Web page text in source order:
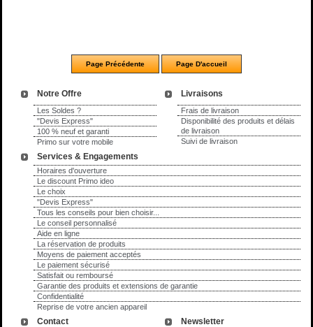
Notre Offre
Les Soldes ?
"Devis Express"
100 % neuf et garanti
Primo sur votre mobile
Livraisons
Frais de livraison
Disponibilité des produits et délais
de livraison
Suivi de livraison
Services & Engagements
Horaires d'ouverture
Le discount Primo ideo
Le choix
"Devis Express"
Tous les conseils pour bien choisir...
Le conseil personnalisé
Aide en ligne
La réservation de produits
Moyens de paiement acceptés
Le paiement sécurisé
Satisfait ou remboursé
Garantie des produits et extensions de garantie
Confidentialité
Reprise de votre ancien appareil
Contact Newsletter